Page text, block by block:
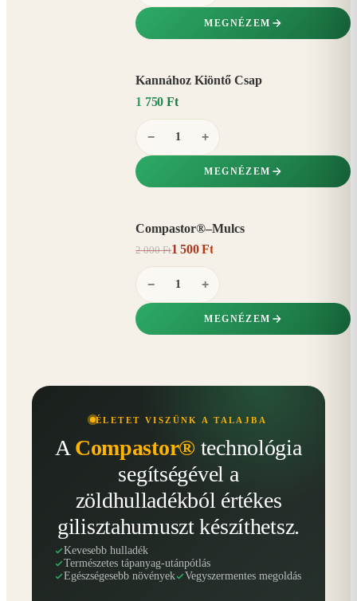
MEGNÉZEM
Kannához Kiöntő Csap
1 750 Ft
− +
MEGNÉZEM
Compastor®–Mulcs
2 000 Ft1 500 Ft
− +
MEGNÉZEM
ÉLETET VISZÜNK A TALAJBA
A Compastor® technológia
segítségével a
zöldhulladékból értékes
gilisztahumuszt készíthetsz.
Kevesebb hulladék
Természetes tápanyag-utánpótlás
Egészségesebb növények
Vegyszermentes megoldás